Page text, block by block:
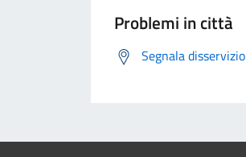
Problemi in città
Segnala disservizio